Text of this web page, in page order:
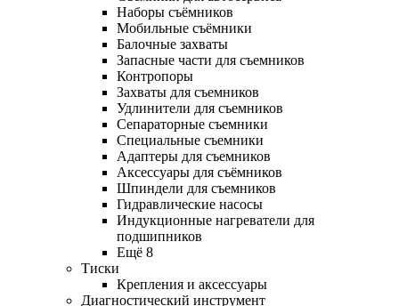
Наборы съёмников
Мобильные съёмники
Балочные захваты
Запасные части для съемников
Контропоры
Захваты для съемников
Удлинители для съемников
Сепараторные съемники
Специальные съемники
Адаптеры для съемников
Аксессуары для съёмников
Шпиндели для съемников
Гидравлические насосы
Индукционные нагреватели для
подшипников
Ещё 8
Тиски
Крепления и аксессуары
Диагностический инструмент